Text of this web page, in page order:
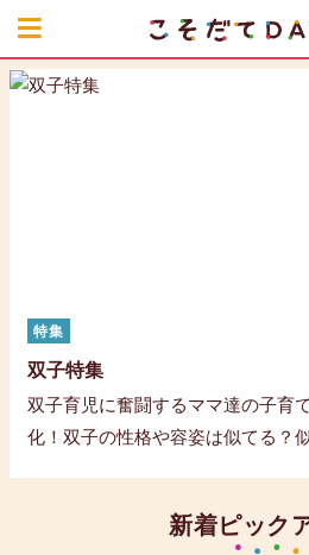
双子特集
双子育児に奮闘するママ達の子育
化！双子の性格や容姿は似てる？
けや夜泣き、イヤイヤ期で苦労し
特集
新着ピック